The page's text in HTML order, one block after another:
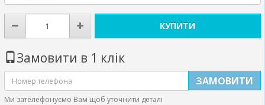
КУПИТИ
Замовити в 1 клік
ЗАМОВИТИ
Ми зателефонуємо Вам щоб уточнити деталі